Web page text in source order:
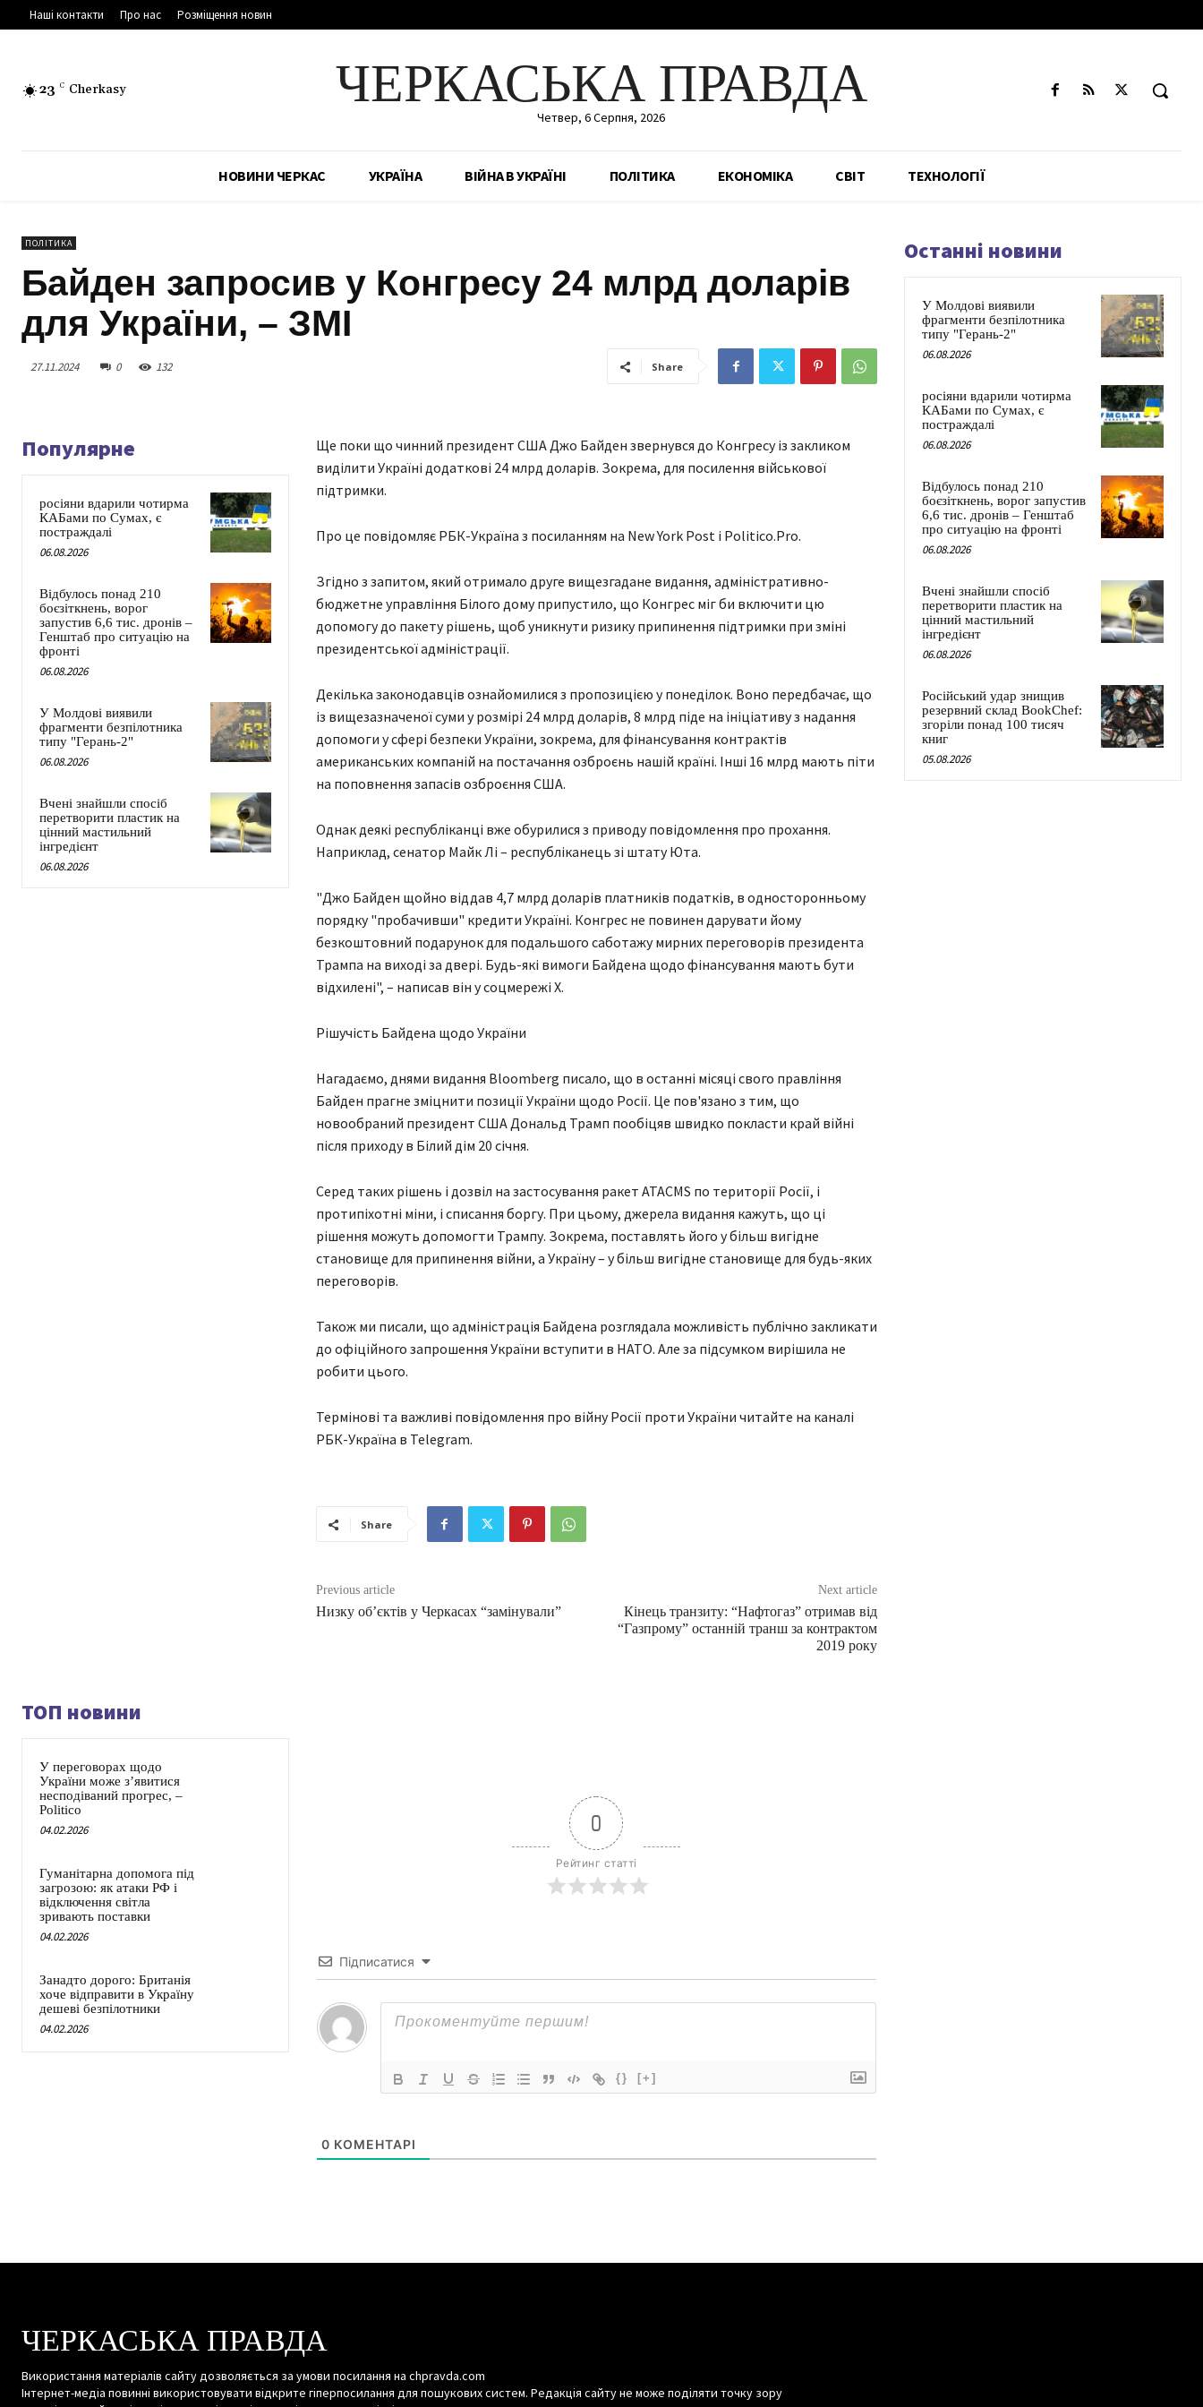
Наші контакти Про нас Розміщення новин
23 C Cherkasy ЧЕРКАСЬКА ПРАВДА
Четвер, 6 Серпня, 2026
НОВИНИ ЧЕРКАС УКРАЇНА ВІЙНА В УКРАЇНІ ПОЛІТИКА ЕКОНОМІКА СВІТ ТЕХНОЛОГІЇ
ПОЛІТИКА
Байден запросив у Конгресу 24 млрд доларів
для України, – ЗМІ
27.11.2024 0 132 Share
Популярне
росіяни вдарили чотирма
КАБами по Сумах, є
постраждалі
06.08.2026
Відбулось понад 210
боєзіткнень, ворог
запустив 6,6 тис. дронів –
Генштаб про ситуацію на
фронті
06.08.2026
У Молдові виявили
фрагменти безпілотника
типу "Герань-2"
06.08.2026
Вчені знайшли спосіб
перетворити пластик на
цінний мастильний
інгредієнт
06.08.2026
Ще поки що чинний президент США Джо Байден звернувся до Конгресу із закликом
виділити Україні додаткові 24 млрд доларів. Зокрема, для посилення військової
підтримки.
Про це повідомляє РБК-Україна з посиланням на New York Post і Politico.Pro.
Згідно з запитом, який отримало друге вищезгадане видання, адміністративно-
бюджетне управління Білого дому припустило, що Конгрес міг би включити цю
допомогу до пакету рішень, щоб уникнути ризику припинення підтримки при зміні
президентської адміністрації.
Декілька законодавців ознайомилися з пропозицією у понеділок. Воно передбачає, що
із вищезазначеної суми у розмірі 24 млрд доларів, 8 млрд піде на ініціативу з надання
допомоги у сфері безпеки України, зокрема, для фінансування контрактів
американських компаній на постачання озброєнь нашій країні. Інші 16 млрд мають піти
на поповнення запасів озброєння США.
Однак деякі республіканці вже обурилися з приводу повідомлення про прохання.
Наприклад, сенатор Майк Лі – республіканець зі штату Юта.
"Джо Байден щойно віддав 4,7 млрд доларів платників податків, в односторонньому
порядку "пробачивши" кредити Україні. Конгрес не повинен дарувати йому
безкоштовний подарунок для подальшого саботажу мирних переговорів президента
Трампа на виході за двері. Будь-які вимоги Байдена щодо фінансування мають бути
відхилені", – написав він у соцмережі Х.
Рішучість Байдена щодо України
Нагадаємо, днями видання Bloomberg писало, що в останні місяці свого правління
Байден прагне зміцнити позиції України щодо Росії. Це пов'язано з тим, що
новообраний президент США Дональд Трамп пообіцяв швидко покласти край війні
після приходу в Білий дім 20 січня.
Серед таких рішень і дозвіл на застосування ракет ATACMS по території Росії, і
протипіхотні міни, і списання боргу. При цьому, джерела видання кажуть, що ці
рішення можуть допомогти Трампу. Зокрема, поставлять його у більш вигідне
становище для припинення війни, а Україну – у більш вигідне становище для будь-яких
переговорів.
Також ми писали, що адміністрація Байдена розглядала можливість публічно закликати
до офіційного запрошення України вступити в НАТО. Але за підсумком вирішила не
робити цього.
Термінові та важливі повідомлення про війну Росії проти України читайте на каналі
РБК-Україна в Telegram.
Share
Previous article
Низку об’єктів у Черкасах “замінували”
Next article
Кінець транзиту: “Нафтогаз” отримав від
“Газпрому” останній транш за контрактом
2019 року
ТОП новини
У переговорах щодо
України може з’явитися
несподіваний прогрес, –
Politico
04.02.2026
Гуманітарна допомога під
загрозою: як атаки РФ і
відключення світла
зривають поставки
04.02.2026
Занадто дорого: Британія
хоче відправити в Україну
дешеві безпілотники
04.02.2026
0
Рейтинг статті
Підписатися
{} [+]
0 КОМЕНТАРІ
Останні новини
У Молдові виявили
фрагменти безпілотника
типу "Герань-2"
06.08.2026
росіяни вдарили чотирма
КАБами по Сумах, є
постраждалі
06.08.2026
Відбулось понад 210
боєзіткнень, ворог запустив
6,6 тис. дронів – Генштаб
про ситуацію на фронті
06.08.2026
Вчені знайшли спосіб
перетворити пластик на
цінний мастильний
інгредієнт
06.08.2026
Російський удар знищив
резервний склад BookChef:
згоріли понад 100 тисяч
книг
05.08.2026
ЧЕРКАСЬКА ПРАВДА
Використання матеріалів сайту дозволяється за умови посилання на chpravda.com
Інтернет-медіа повинні використовувати відкрите гіперпосилання для пошукових систем. Редакція сайту не може поділяти точку зору